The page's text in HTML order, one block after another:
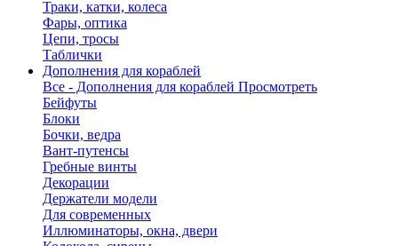
Траки, катки, колеса
Фары, оптика
Цепи, тросы
Таблички
Дополнения для кораблей
Все - Дополнения для кораблей Просмотреть
Бейфуты
Блоки
Бочки, ведра
Вант-путенсы
Гребные винты
Декорации
Держатели модели
Для современных
Иллюминаторы, окна, двери